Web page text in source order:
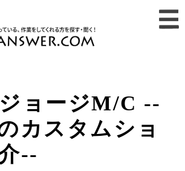
ジョージM/C --
カスタムショ
--